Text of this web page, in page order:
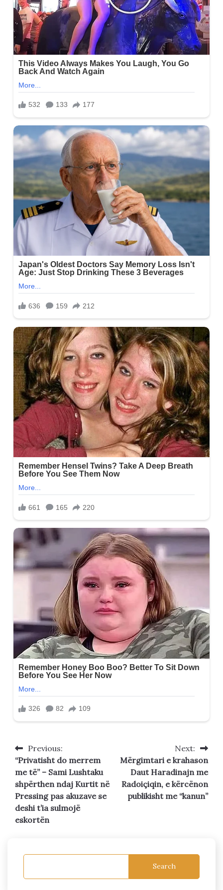
Post
navigation
Previous:
“Privatisht do merrem
me të” – Sami Lushtaku
shpërthen ndaj Kurtit në
Pressing pas akuzave se
deshi t’ia sulmojë
eskortën
Next:
Mërgimtari e krahason
Daut Haradinajn me
Radoiçiqin, e kërcënon
publikisht me “kanun”
Search